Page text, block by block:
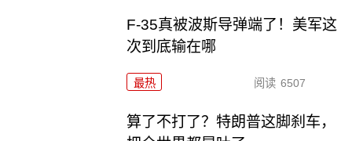
F-35真被波斯导弹端了！美军这
次到底输在哪
最热 阅读 6507
算了不打了？特朗普这脚刹车，